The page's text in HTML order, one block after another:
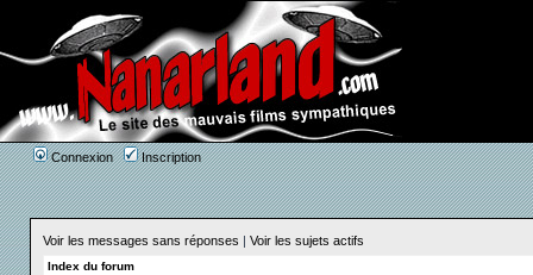
Connexion Inscription
Voir les messages sans réponses | Voir les sujets actifs
Index du forum